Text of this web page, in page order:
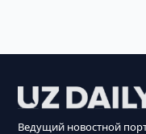
Ведущий новостной